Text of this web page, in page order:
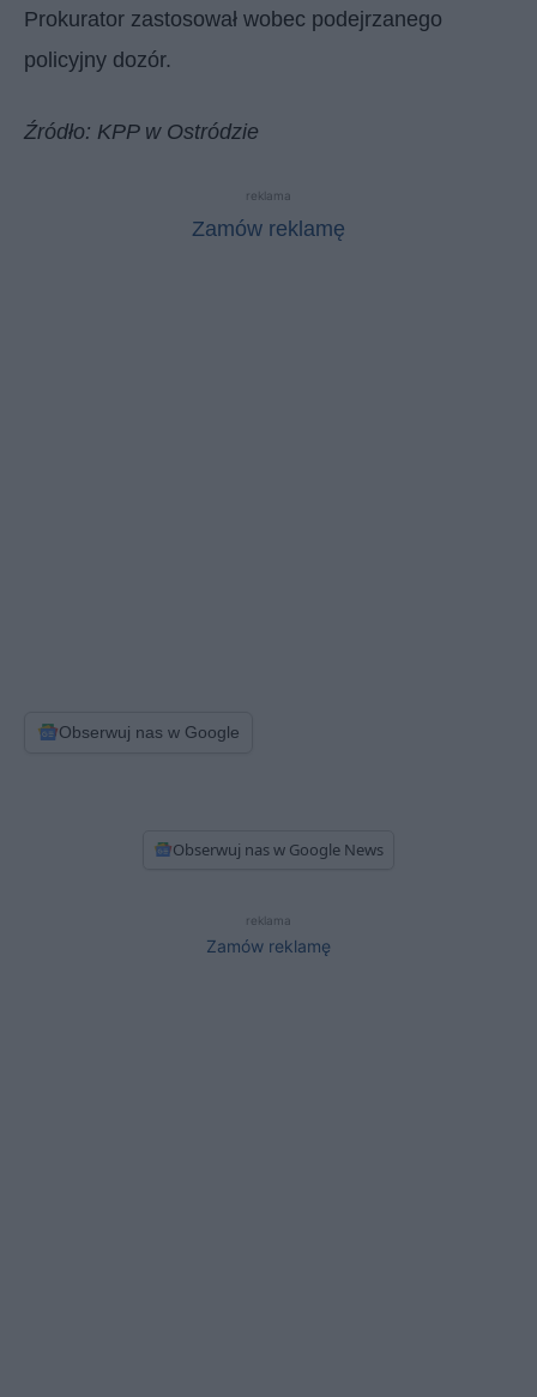
Prokurator zastosował wobec podejrzanego
policyjny dozór.
Źródło: KPP w Ostródzie
reklama
Zamów reklamę
Obserwuj nas w Google
Obserwuj nas w Google News
reklama
Zamów reklamę